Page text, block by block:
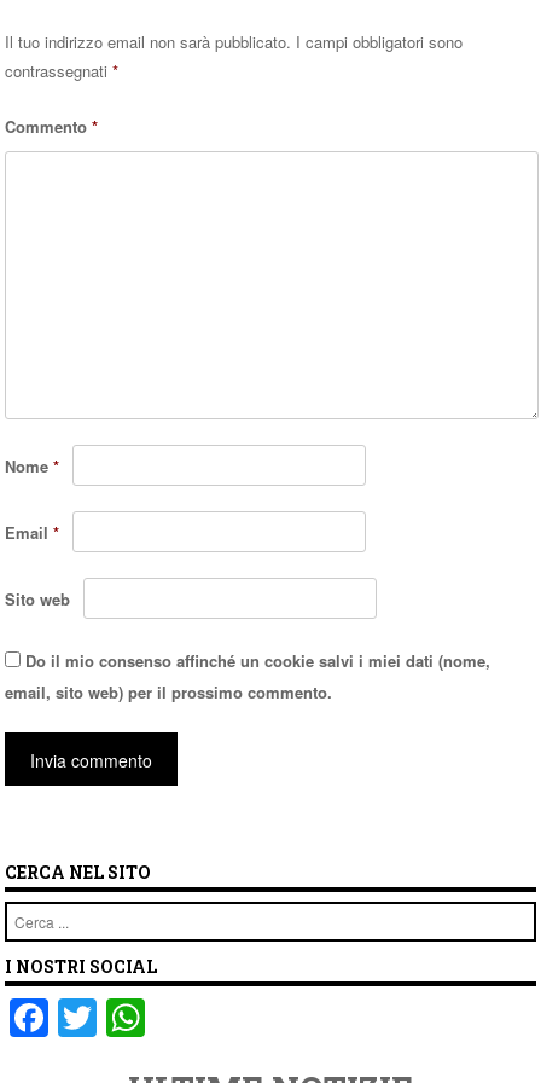
Il tuo indirizzo email non sarà pubblicato. I campi obbligatori sono
contrassegnati*
Commento*
Nome*
Email*
Sito web
Do il mio consenso affinché un cookie salvi i miei dati (nome,
email, sito web) per il prossimo commento.
CERCA NEL SITO
Cerca
I NOSTRI SOCIAL
F
a
T
wi